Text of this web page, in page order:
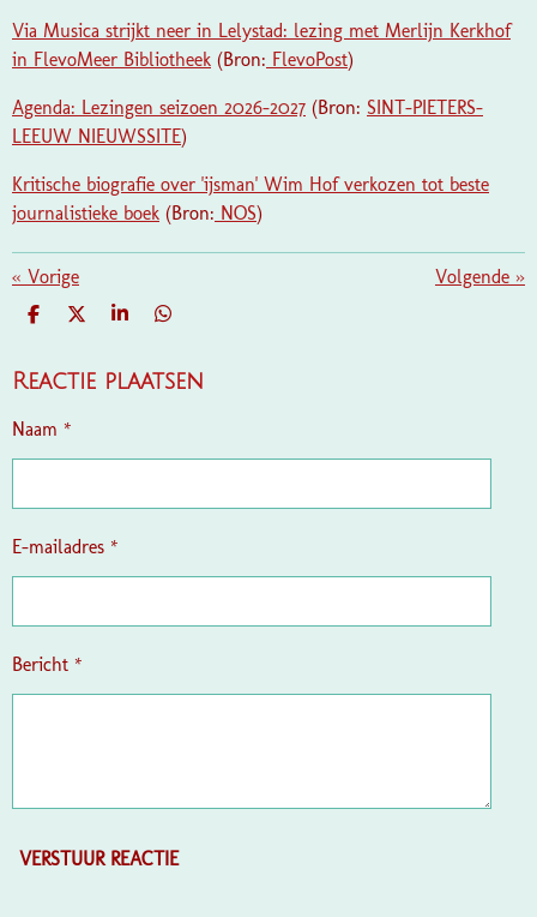
Via Musica strijkt neer in Lelystad: lezing met Merlijn Kerkhof
in FlevoMeer Bibliotheek (Bron: FlevoPost)
Agenda: Lezingen seizoen 2026-2027 (Bron: SINT-PIETERS-
LEEUW NIEUWSSITE)
Kritische biografie over 'ijsman' Wim Hof verkozen tot beste
journalistieke boek (Bron: NOS)
« Vorige Volgende »
D
E
D
L
S
R
D
E
Reactie plaatsen
Naam *
E-mailadres *
Bericht *
VERSTUUR REACTIE